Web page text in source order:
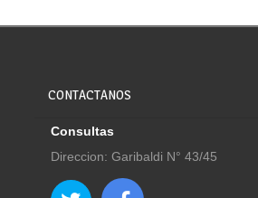
CONTACTANOS
Consultas
Direccion: Garibaldi N° 43/45